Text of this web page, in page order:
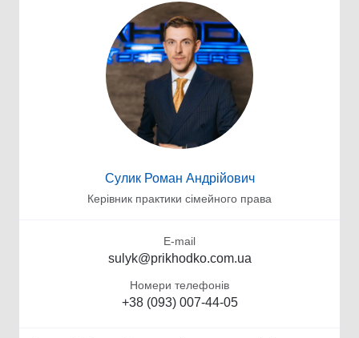
Сулик Роман Андрійович
Керівник практики сімейного права
E-mail
sulyk@prikhodko.com.ua
Номери телефонів
+38 (093) 007-44-05